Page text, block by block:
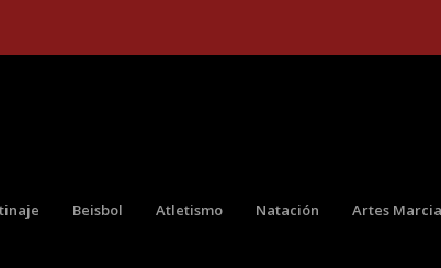
Beisbol Atletismo Natación Artes